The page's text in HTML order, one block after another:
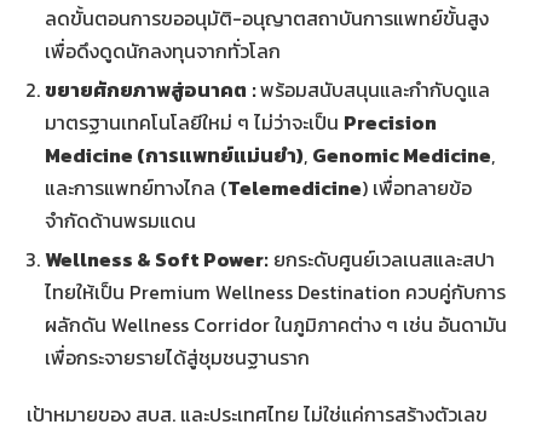
ลดขั้นตอนการขออนุมัติ-อนุญาตสถาบันการแพทย์ขั้นสูง
เพื่อดึงดูดนักลงทุนจากทั่วโลก
ขยายศักยภาพสู่อนาคต :พร้อมสนับสนุนและกำกับดูแล
มาตรฐานเทคโนโลยีใหม่ ๆ ไม่ว่าจะเป็น Precision
Medicine (การแพทย์แม่นยำ), Genomic Medicine,
และการแพทย์ทางไกล (Telemedicine) เพื่อทลายข้อ
จำกัดด้านพรมแดน
Wellness & Soft Power: ยกระดับศูนย์เวลเนสและสปา
ไทยให้เป็น Premium Wellness Destination ควบคู่กับการ
ผลักดัน Wellness Corridor ในภูมิภาคต่าง ๆ เช่น อันดามัน
เพื่อกระจายรายได้สู่ชุมชนฐานราก
เป้าหมายของ สบส. และประเทศไทย ไม่ใช่แค่การสร้างตัวเลข